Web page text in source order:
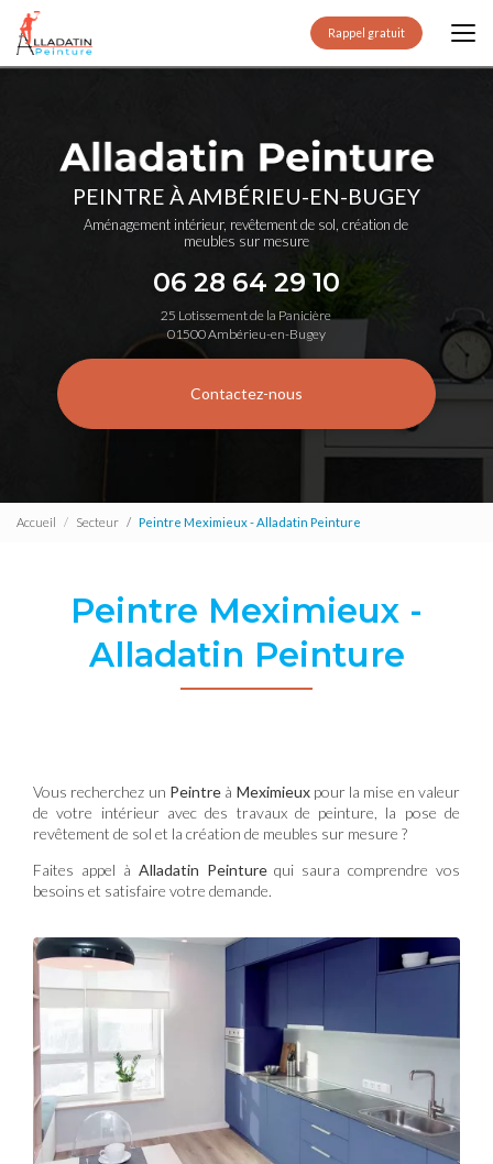
Aller
contenu
principal
Rappel gratuit
PEINTRE À AMBÉRIEU-EN-BUGEY
Aménagement intérieur, revêtement de sol, création de
meubles sur mesure
06 28 64 29 10
25 Lotissement de la Panicière
01500 Ambérieu-en-Bugey
Contactez-nous
Accueil Secteur Peintre Meximieux - Alladatin Peinture
Peintre Meximieux -
Alladatin Peinture
Vous recherchez un Peintreà Meximieuxpour la mise en valeur
de votre intérieur avec des travaux de peinture, la pose de
revêtement de sol et la création de meubles sur mesure ?
Faites appel à Alladatin Peinturequi saura comprendre vos
besoins et satisfaire votre demande.